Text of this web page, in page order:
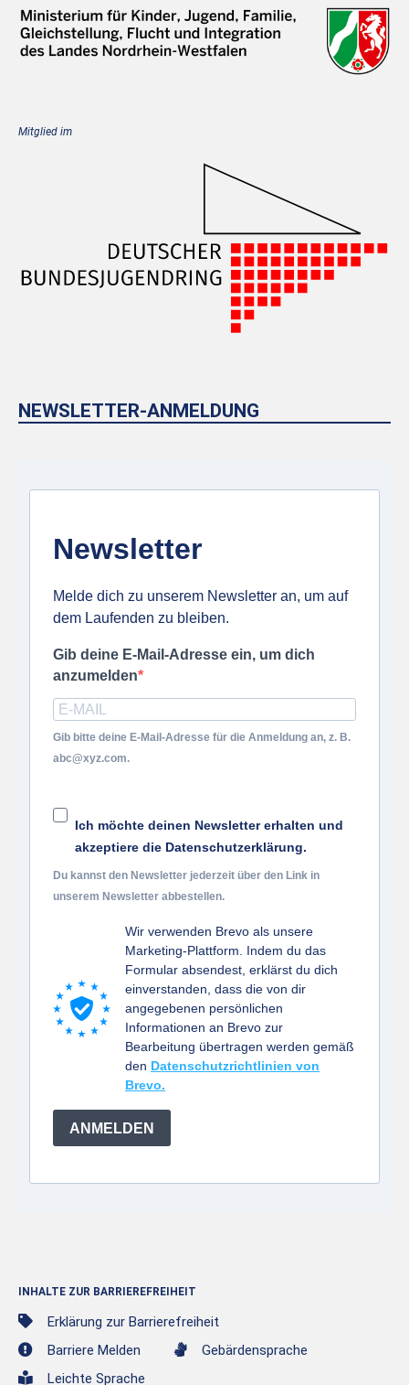
Mitglied im
NEWSLETTER-ANMELDUNG
Newsletter
Melde dich zu unserem Newsletter an, um auf
dem Laufenden zu bleiben.
Gib deine E-Mail-Adresse ein, um dich
anzumelden
Gib bitte deine E-Mail-Adresse für die Anmeldung an, z. B.
abc@xyz.com.
Ich möchte deinen Newsletter erhalten und
akzeptiere die Datenschutzerklärung.
Du kannst den Newsletter jederzeit über den Link in
unserem Newsletter abbestellen.
Wir verwenden Brevo als unsere
Marketing-Plattform. Indem du das
Formular absendest, erklärst du dich
einverstanden, dass die von dir
angegebenen persönlichen
Informationen an Brevo zur
Bearbeitung übertragen werden gemäß
den Datenschutzrichtlinien von
Brevo.
ANMELDEN
INHALTE ZUR BARRIEREFREIHEIT
Erklärung zur Barrierefreiheit
Barriere Melden
Gebärdensprache
Leichte Sprache